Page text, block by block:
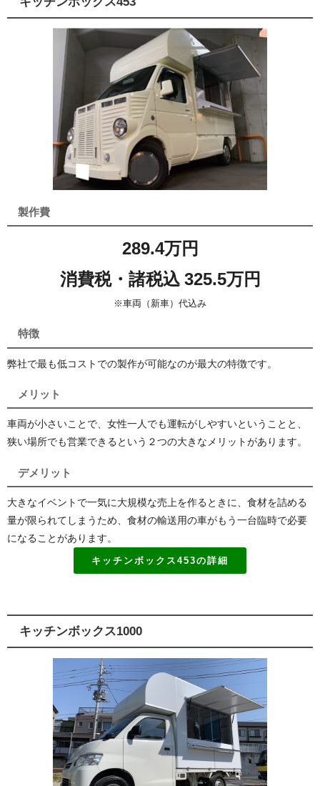
製作費
289.4万円
消費税・諸税込 325.5万円
※車両（新車）代込み
特徴
弊社で最も低コストでの製作が可能なのが最大の特徴です。
メリット
車両が小さいことで、女性一人でも運転がしやすいということと、
狭い場所でも営業できるという２つの大きなメリットがあります。
デメリット
大きなイベントで一気に大規模な売上を作るときに、食材を詰める
量が限られてしまうため、食材の輸送用の車がもう一台臨時で必要
になることがあります。
キッチンボックス453の詳細
キッチンボックス1000